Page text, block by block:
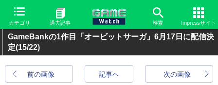
カテゴリ 過去記事 検索 Impressサイト
GameBankの1作目「オービットサーガ」6月17日に配信決
定(15/22)
前の画像 次の画像
記事へ